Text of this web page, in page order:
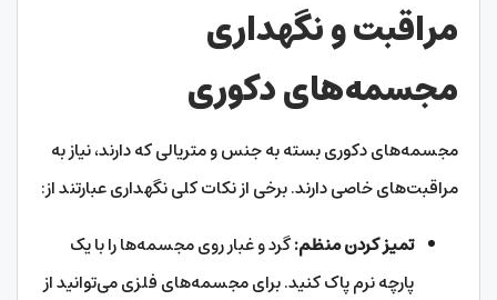
مراقبت و نگهداری
مجسمه‌های دکوری
مجسمه‌های دکوری بسته به جنس و متریالی که دارند، نیاز به
مراقبت‌های خاصی دارند. برخی از نکات کلی نگهداری عبارتند از:
تمیز کردن منظم:گرد و غبار روی مجسمه‌ها را با یک
پارچه نرم پاک کنید. برای مجسمه‌های فلزی می‌توانید از